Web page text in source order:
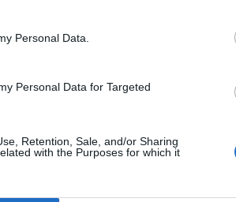
Personal Data.
Personal Data for Targeted
Retention, Sale, and/or Sharing
with the Purposes for which it